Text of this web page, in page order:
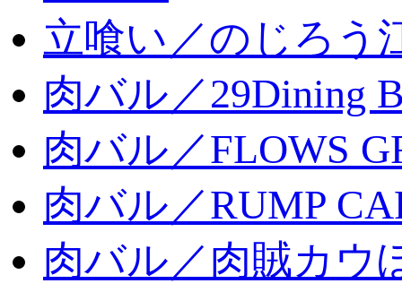
立喰い／のじろう
肉バル／29Dining
肉バル／FLOWS
肉バル／RUMP
肉バル／肉賊カウ